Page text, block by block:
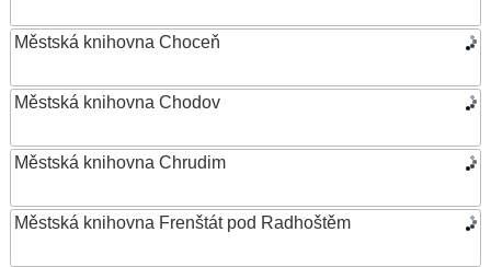
Městská knihovna Choceň
Městská knihovna Chodov
Městská knihovna Chrudim
Městská knihovna Frenštát pod Radhoštěm